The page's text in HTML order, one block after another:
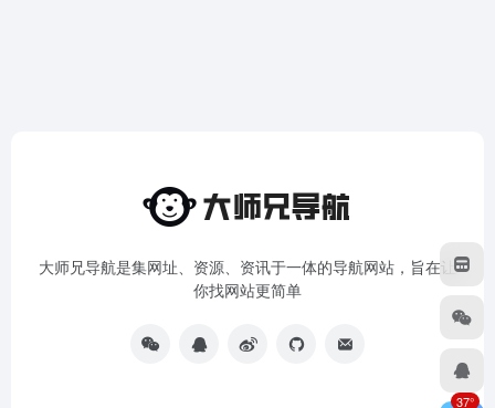
大师兄导航是集网址、资源、资讯于一体的导航网站，旨在让
你找网站更简单
37°